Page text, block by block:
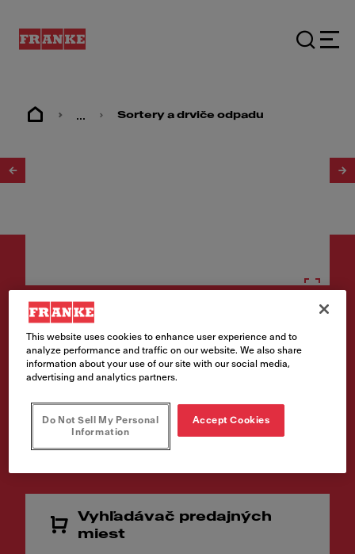
... Sortery a drviče odpadu
Mini
Kód produktu
121.0176.518
49,00 €
Vyhľadávač predajných
miest
This website uses cookies to enhance user experience and to
analyze performance and traffic on our website. We also share
information about your use of our site with our social media,
advertising and analytics partners.
Do Not Sell My Personal
Information
Accept Cookies